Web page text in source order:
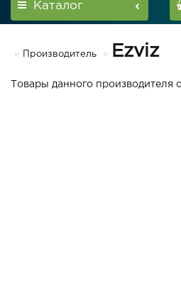
Каталог
Производитель Ezviz
Товары данного производителя